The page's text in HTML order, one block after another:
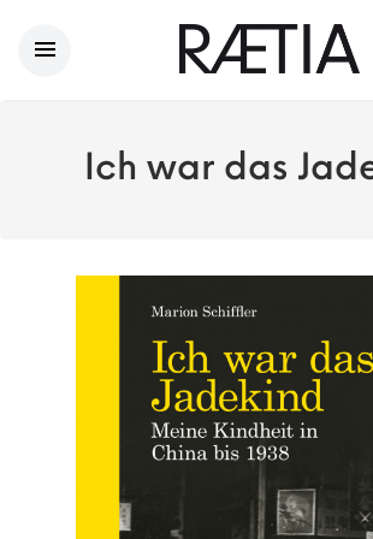
Ich war das